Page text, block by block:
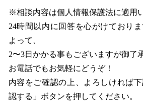
※相談内容は個人情報保護法に適用
24時間以内に回答を心がけており
よって、
2〜3日かかる事もございますが御了
お電話でもお気軽にどうぞ！
内容をご確認の上、よろしければ
認する」ボタンを押してください。